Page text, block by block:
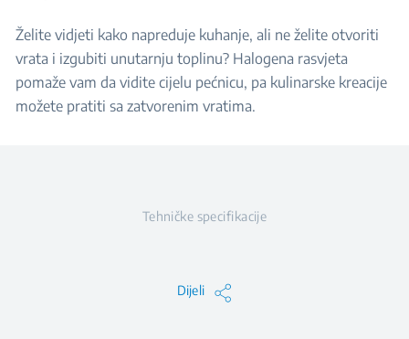
Želite vidjeti kako napreduje kuhanje, ali ne želite otvoriti
vrata i izgubiti unutarnju toplinu? Halogena rasvjeta
pomaže vam da vidite cijelu pećnicu, pa kulinarske kreacije
možete pratiti sa zatvorenim vratima.
Tehničke specifikacije
Dijeli